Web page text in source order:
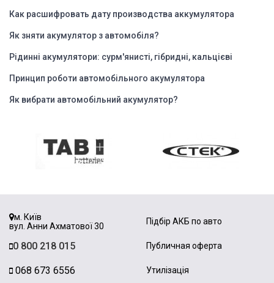
Как расшифровать дату производства аккумулятора
Як зняти акумулятор з автомобіля?
Рідинні акумулятори: сурм'янисті, гібридні, кальцієві
Принцип роботи автомобільного акумулятора
Як вибрати автомобільний акумулятор?
м. Київ
вул. Анни Ахматової 30
0 800 218 015
068 673 6556
Підбір АКБ по авто
Публичная оферта
Утилізація